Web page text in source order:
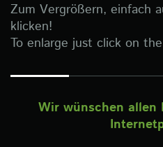
Zum Vergrößern, einfach
klicken!
To enlarge just click on
Wir wünschen allen